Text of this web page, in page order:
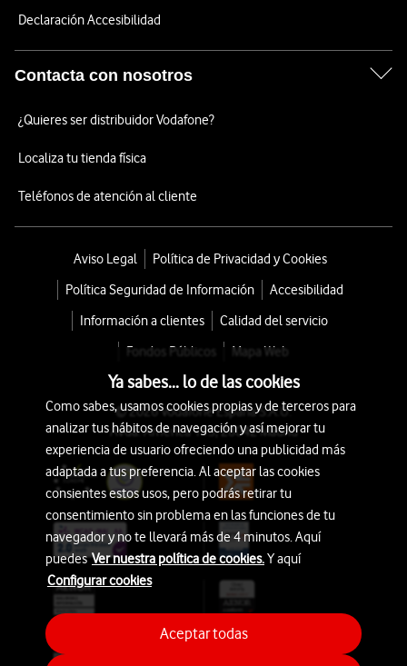
Declaración Accesibilidad
Contacta con nosotros
¿Quieres ser distribuidor Vodafone?
Localiza tu tienda física
Teléfonos de atención al cliente
Aviso Legal
Política de Privacidad y Cookies
Política Seguridad de Información
Accesibilidad
Información a clientes
Calidad del servicio
Fondos Públicos
Mapa Web
© 2026 Vodafone España S.A.U.
Avda. América 115, 28042 Madrid
Ya sabes... lo de las cookies
Como sabes, usamos cookies propias y de terceros para
analizar tus hábitos de navegación y así mejorar tu
experiencia de usuario ofreciendo una publicidad más
adaptada a tus preferencia. Al aceptar las cookies
consientes estos usos, pero podrás retirar tu
consentimiento sin problema en las funciones de tu
navegador y no te llevará más de 4 minutos. Aquí
puedesVer nuestra política de cookies.Y aquí
Configurar cookies
Aceptar todas